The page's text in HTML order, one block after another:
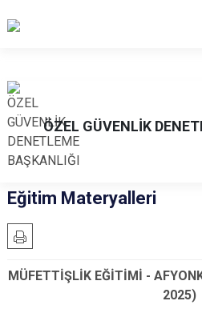
ÖZEL GÜVENLİK
Eğitim Materyalleri
MÜFETTİŞLİK EĞİTİMİ -
2025)